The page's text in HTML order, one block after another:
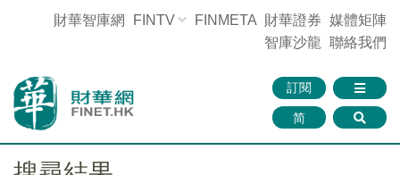
財華智庫網 FINTV FINMETA 財華證券 媒體矩陣
智庫沙龍 聯絡我們
訂閱
简